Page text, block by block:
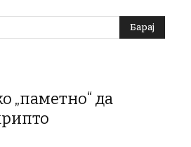
„паметно“ да